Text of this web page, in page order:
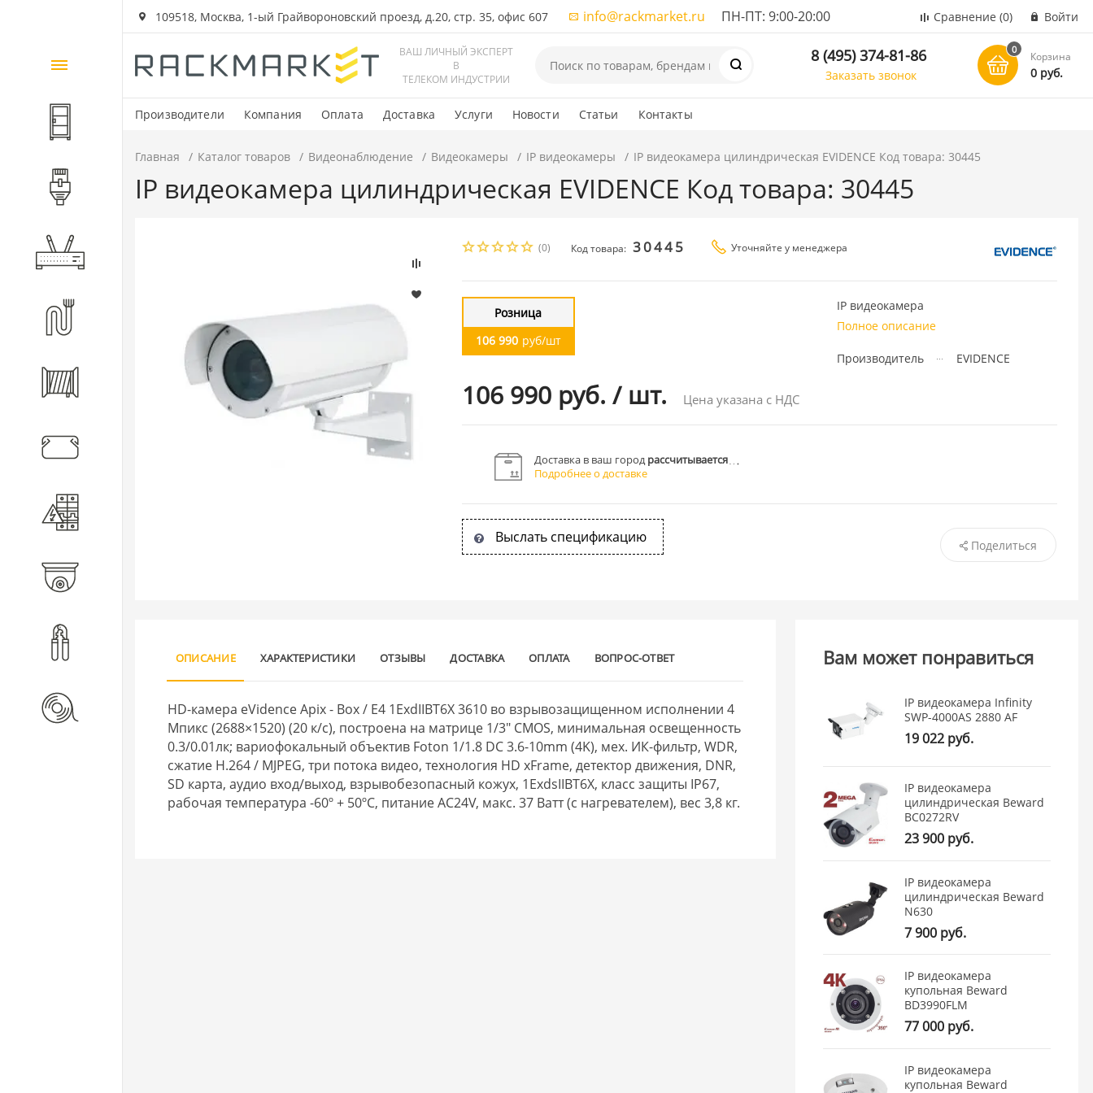
109518, Москва, 1-ый Грайвороновский проезд, д.20, стр. 35, офис 607 info@rackmarket.ru ПН-ПТ: 9:00-20:00 Сравнение (0) Войти
ВАШ ЛИЧНЫЙ ЭКСПЕРТ
В
ТЕЛЕКОМ ИНДУСТРИИ
8 (495) 374-81-86
Заказать звонок
0
Корзина
0 руб.
Производители Компания Оплата Доставка Услуги Новости Статьи Контакты
Каталог
товаров
Шкафы и стойки
Компоненты СКС
Расходные материалы
Главная Каталог товаров Видеонаблюдение Видеокамеры IP видеокамеры IP видеокамера цилиндрическая EVIDENCE Код товара: 30445
IP видеокамера цилиндрическая EVIDENCE Код товара: 30445
(0) Код товара: 30445 Уточняйте у менеджера
Розница
106 990 руб/шт
106 990 руб. / шт. Цена указана с НДС
IP видеокамера
Полное описание
Производитель EVIDENCE
Доставка в ваш городрассчитывается
Подробнее о доставке
Выслать спецификацию Поделиться
ОПИСАНИЕ ХАРАКТЕРИСТИКИ ОТЗЫВЫ ДОСТАВКА ОПЛАТА ВОПРОС-ОТВЕТ
HD-камера eVidence Apix - Box / E4 1ExdIIBT6X 3610 во взрывозащищенном исполнении 4
Мпикс (2688×1520) (20 к/с), построена на матрице 1/3" CMOS, минимальная освещенность
0.3/0.01лк; вариофокальный объектив Foton 1/1.8 DC 3.6-10mm (4K), мех. ИК-фильтр, WDR,
сжатие H.264 / MJPEG, три потока видео, технология HD xFrame, детектор движения, DNR,
SD карта, аудио вход/выход, взрывобезопасный кожух, 1ЕхdsIIВТ6Х, класс защиты IP67,
рабочая температура -60º + 50ºС, питание AC24V, макс. 37 Ватт (с нагревателем), вес 3,8 кг.
Вам может понравиться
IP видеокамера Infinity
SWP-4000AS 2880 AF
19 022 руб.
IP видеокамера
цилиндрическая Beward
BC0272RV
23 900 руб.
IP видеокамера
цилиндрическая Beward
N630
7 900 руб.
IP видеокамера
купольная Beward
BD3990FLM
77 000 руб.
IP видеокамера
купольная Beward